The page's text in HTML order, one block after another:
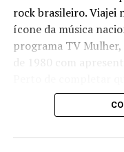
rock brasileiro. Viajei
ícone da música
programa TV
de 1980 com
programa, tinha ele
“Cor de Rosa